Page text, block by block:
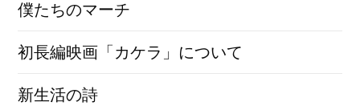
僕たちのマーチ
初長編映画「カケラ」について
新生活の詩